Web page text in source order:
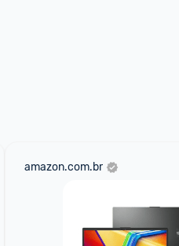
amazon.com.br